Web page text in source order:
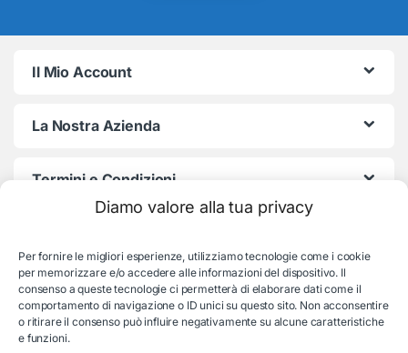
Diamo valore alla tua privacy
Per fornire le migliori esperienze, utilizziamo tecnologie come i cookie
per memorizzare e/o accedere alle informazioni del dispositivo. Il
consenso a queste tecnologie ci permetterà di elaborare dati come il
comportamento di navigazione o ID unici su questo sito. Non acconsentire
o ritirare il consenso può influire negativamente su alcune caratteristiche
e funzioni.
Il Mio Account
La Nostra Azienda
Termini e Condizioni